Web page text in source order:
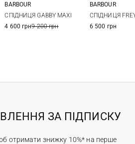
BARBOUR
СПІДНИЦЯ GABBY MAXI
4 600 грн9 200 грн
BARBOUR
СПІДНИЦЯ
6 500 грн
ЗА ПІДПИСКУ
отримати знижку 10%* на перше